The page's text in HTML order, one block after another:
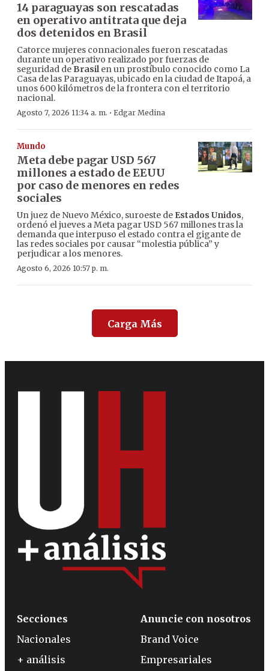
14 paraguayas son rescatadas
en operativo antitrata que deja
dos detenidos en Brasil
Catorce mujeres connacionales fueron rescatadas
durante un operativo realizado por fuerzas de
seguridad de Brasilen un prostíbulo conocido como La
Casa de las Paraguayas, ubicado en la ciudad de Itapoá, a
unos 600 kilómetros de la frontera con el territorio
nacional.
Agosto 7, 2026 11:34 a. m. · Edgar Medina
Mundo
Meta debe pagar USD 567
millones a estado de EEUU
por caso de menores en redes
sociales
Un juez de Nuevo México, suroeste de Estados Unidos,
ordenó el jueves a Meta pagar USD 567 millones tras la
demanda que interpuso el estado contra el gigante de
las redes sociales por causar “molestia pública” y
perjudicar a los menores.
Agosto 6, 2026 10:57 p. m.
Carga Más
Secciones
Nacionales
+ análisis
Anuncie con nosotros
Brand Voice
Empresariales